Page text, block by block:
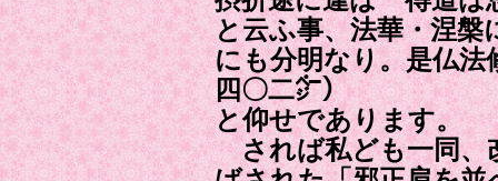
と云ふ事、法華・涅槃
にも分明なり。是仏
四〇二㌻）
と仰せであります。
されば私ども一同、